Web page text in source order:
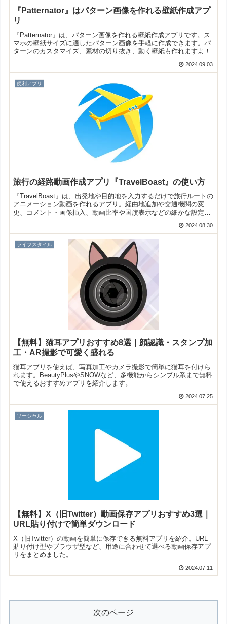
『Patternator』はパターン画像を作れる壁紙作成アプ
リ
『Patternator』は、パターン画像を作れる壁紙作成アプリです。ス
マホの壁紙サイズに適したパターン画像を手軽に作成できます。パ
ターンのカスタマイズ、素材の切り抜き、動く壁紙も作れますよ！
2024.09.03
便利アプリ
旅行の経路動画作成アプリ『TravelBoast』の使い方
『TravelBoast』は、出発地や目的地を入力するだけで旅行ルートの
アニメーション動画を作れるアプリ。経由地追加や交通機関の変
更、コメント・画像挿入、動画比率や国旗表示などの細かな設定も
2024.08.30
ライフスタイル
【無料】猫耳アプリおすすめ8選｜顔認識・スタンプ加
工・AR撮影で可愛く盛れる
猫耳アプリを使えば、写真加工やカメラ撮影で簡単に猫耳を付けら
れます。BeautyPlusやSNOWなど、多機能からシンプル系まで無料
で使えるおすすめアプリを紹介します。
2024.07.25
ソーシャル
【無料】X（旧Twitter）動画保存アプリおすすめ3選｜
URL貼り付けで簡単ダウンロード
X（旧Twitter）の動画を簡単に保存できる無料アプリを紹介。URL
貼り付け型やブラウザ型など、用途に合わせて選べる動画保存アプ
リをまとめました。
2024.07.11
次のページ